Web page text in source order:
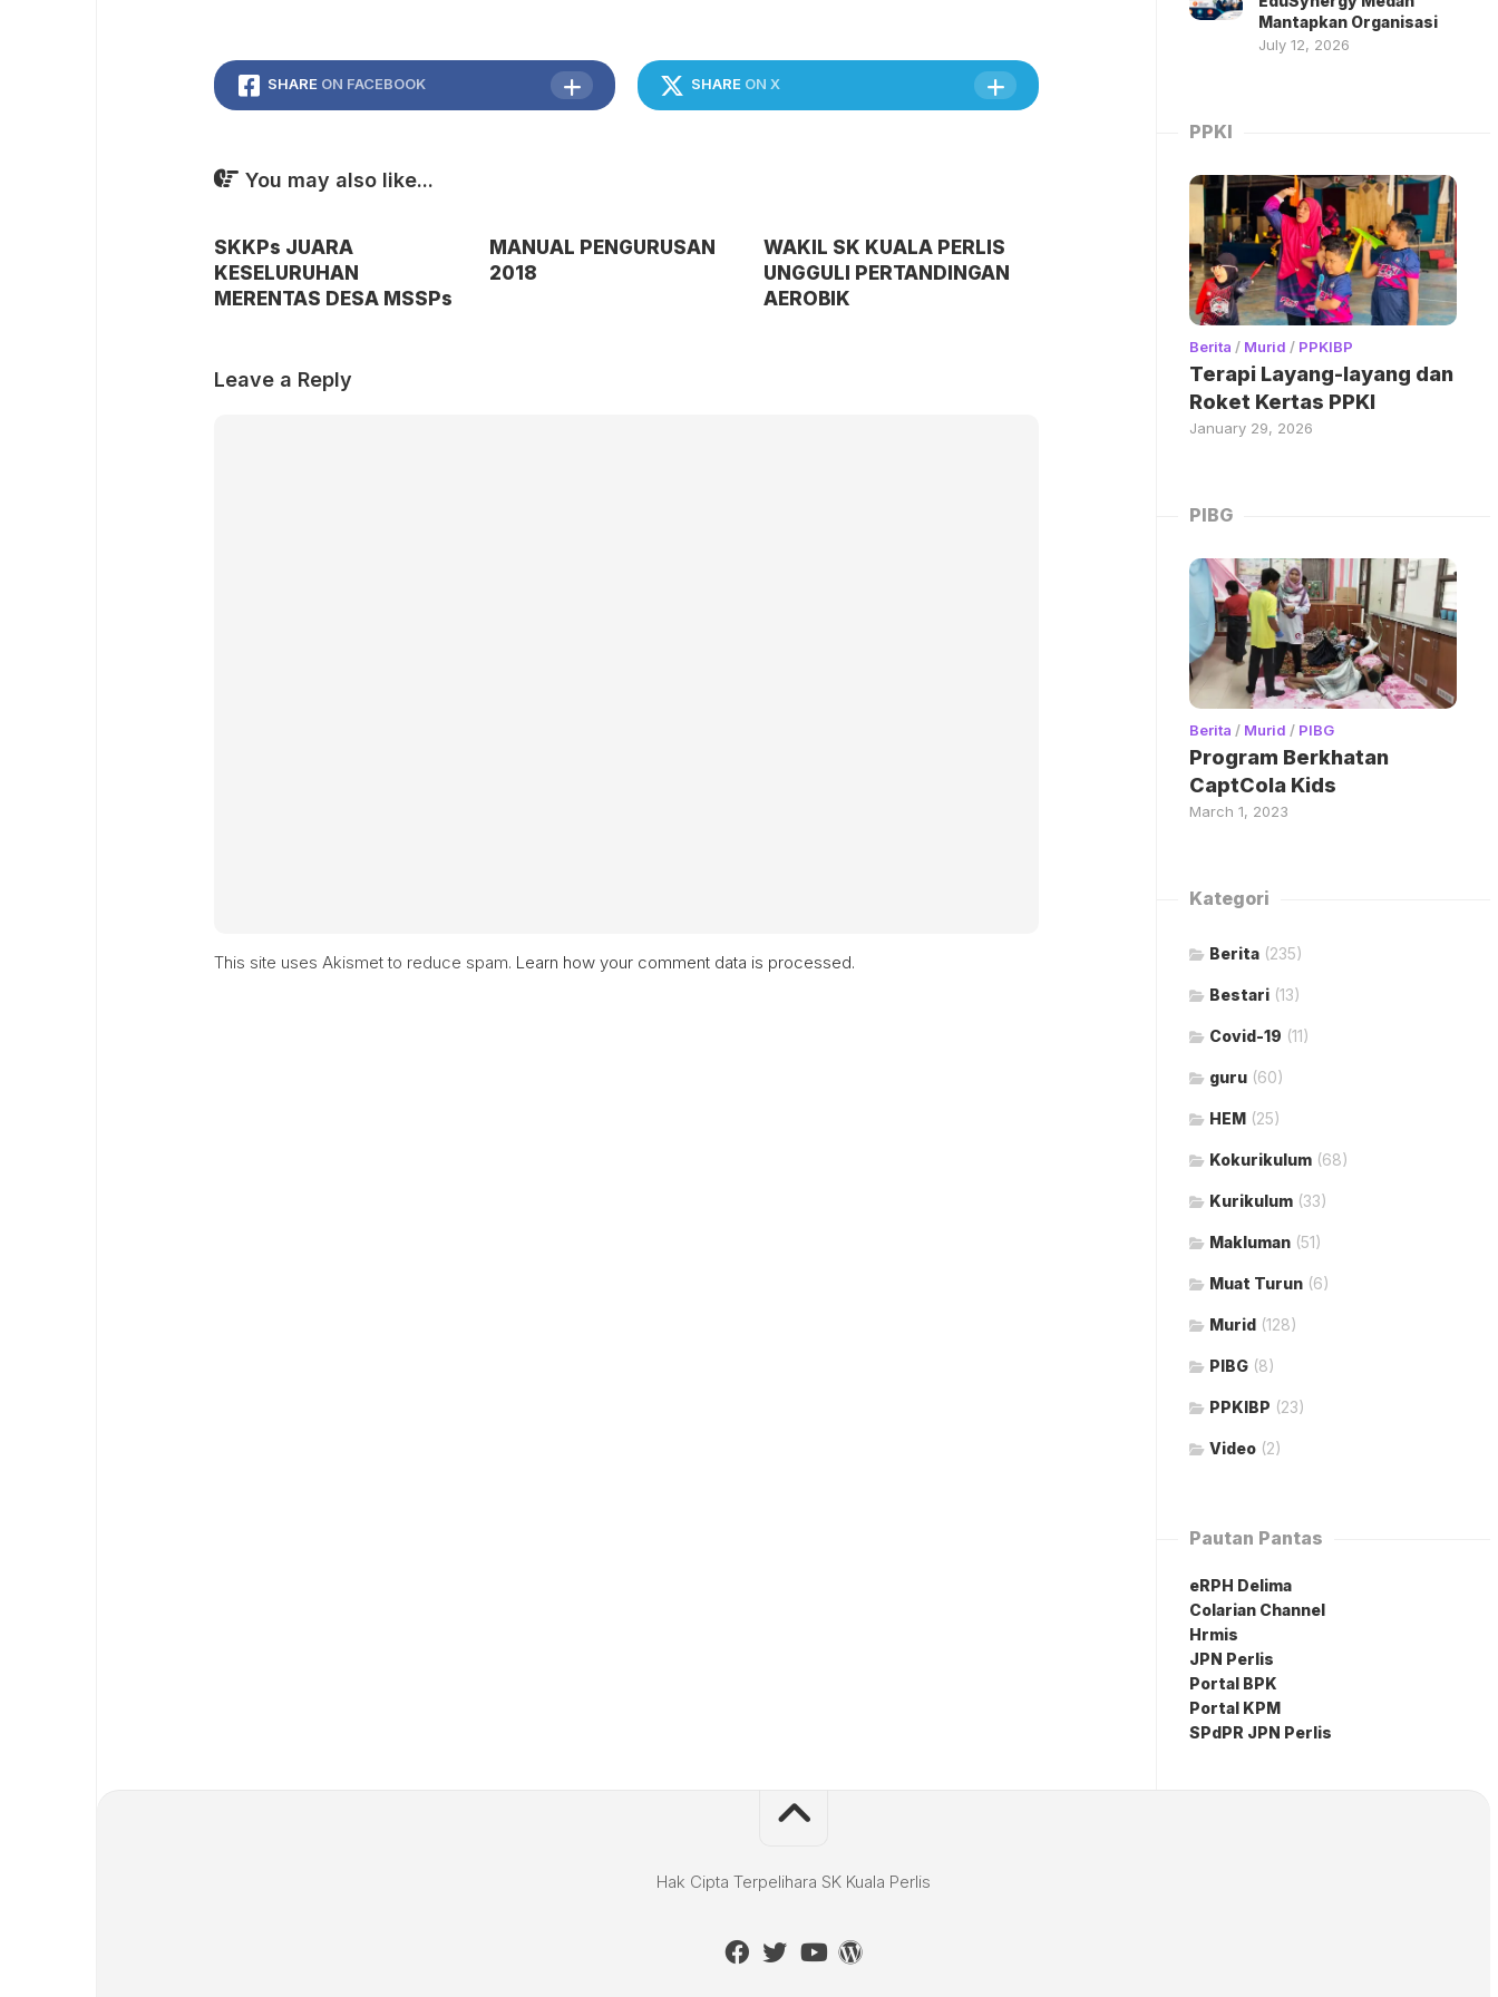
SHARE ON FACEBOOK SHARE ON X
You may also like...
SKKPs JUARA
KESELURUHAN
MERENTAS DESA MSSPs
MANUAL PENGURUSAN
2018
WAKIL SK KUALA PERLIS
UNGGULI PERTANDINGAN
AEROBIK
Leave a Reply
This site uses Akismet to reduce spam. Learn how your comment data is processed.
Mantapkan Organisasi
July 12, 2026
PPKI
Berita / Murid / PPKIBP
Terapi Layang-layang dan
Roket Kertas PPKI
January 29, 2026
PIBG
Berita / Murid / PIBG
Program Berkhatan
CaptCola Kids
March 1, 2023
Kategori
Berita (235)
Bestari (13)
Covid-19 (11)
guru (60)
HEM (25)
Kokurikulum (68)
Kurikulum (33)
Makluman (51)
Muat Turun (6)
Murid (128)
PIBG (8)
PPKIBP (23)
Video (2)
Pautan Pantas
eRPH Delima
Colarian Channel
Hrmis
JPN Perlis
Portal BPK
Portal KPM
SPdPR JPN Perlis
Hak Cipta Terpelihara SK Kuala Perlis